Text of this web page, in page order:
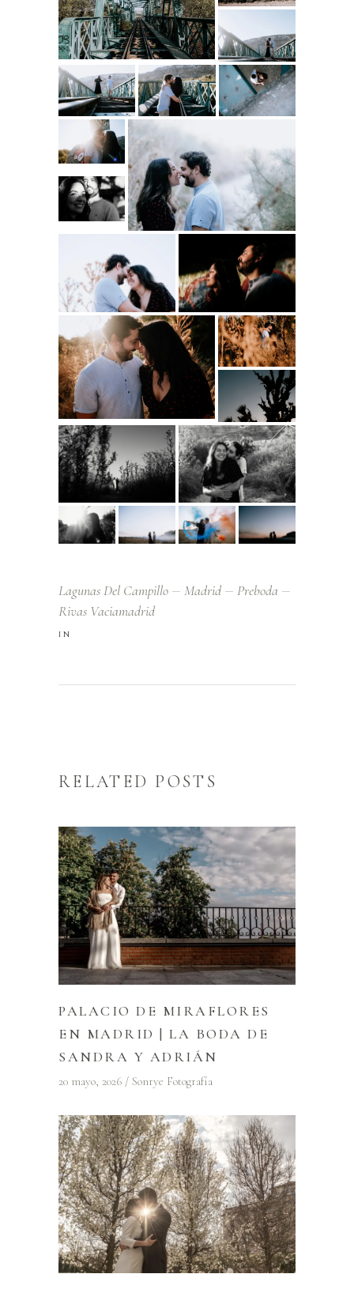
Lagunas Del Campillo Madrid
Preboda
Rivas Vaciamadrid
IN
RELATED POSTS
PALACIO DE MIRAFLORES
EN MADRID | LA BODA DE
SANDRA Y ADRIÁN
20 mayo, 2026 Sonrye Fotografía